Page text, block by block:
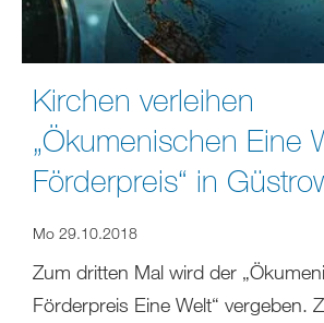
Kirchen verleihen
„Ökumenischen Eine
Förderpreis“ in
Mo 29.10.2018
Zum dritten Mal wird der
Förderpreis Eine Welt“ vergeben.